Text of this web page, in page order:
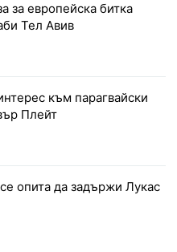
за европейска битка
Тел Авив
към парагвайски
Плейт
опита да задържи Лукас